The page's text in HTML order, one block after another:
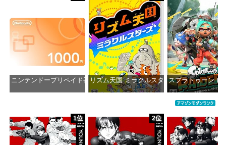
ニンテンドープリペイド番号 1000円|オンラインコード版
リズム天国 ミラクルスターズ -Switch
スプラトゥーン レ
1位 2位